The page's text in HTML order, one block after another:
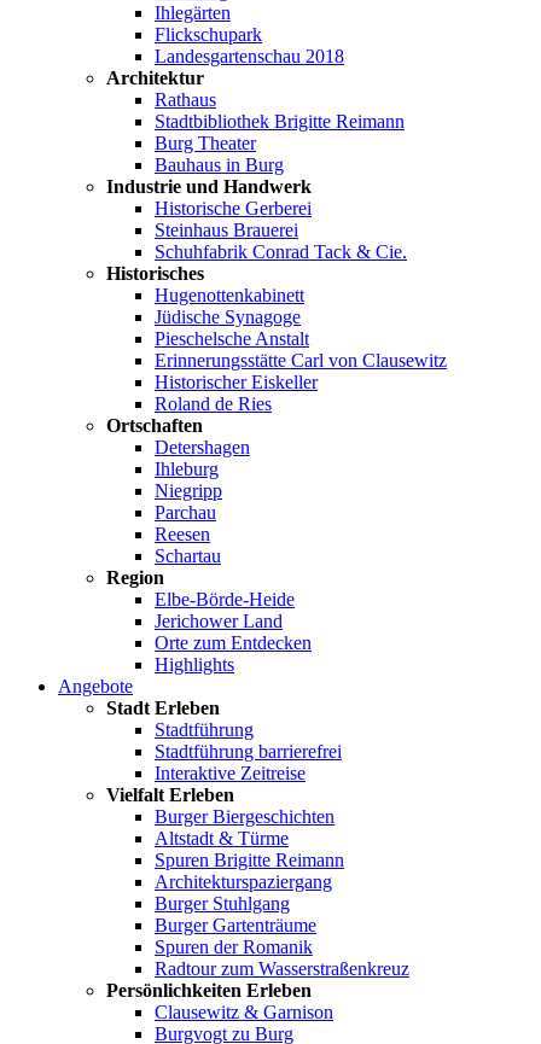
Ihlegärten
Flickschupark
Landesgartenschau 2018
Architektur
Rathaus
Stadtbibliothek Brigitte Reimann
Burg Theater
Bauhaus in Burg
Industrie und Handwerk
Historische Gerberei
Steinhaus Brauerei
Schuhfabrik Conrad Tack & Cie.
Historisches
Hugenottenkabinett
Jüdische Synagoge
Pieschelsche Anstalt
Erinnerungsstätte Carl von Clausewitz
Historischer Eiskeller
Roland de Ries
Ortschaften
Detershagen
Ihleburg
Niegripp
Parchau
Reesen
Schartau
Region
Elbe-Börde-Heide
Jerichower Land
Orte zum Entdecken
Highlights
Angebote
Stadt Erleben
Stadtführung
Stadtführung barrierefrei
Interaktive Zeitreise
Vielfalt Erleben
Burger Biergeschichten
Altstadt & Türme
Spuren Brigitte Reimann
Architekturspaziergang
Burger Stuhlgang
Burger Gartenträume
Spuren der Romanik
Radtour zum Wasserstraßenkreuz
Persönlichkeiten Erleben
Clausewitz & Garnison
Burgvogt zu Burg